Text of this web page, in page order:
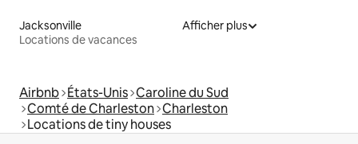
Jacksonville
Locations de vacances
Afficher plus
Airbnb États-Unis Caroline du Sud
Comté de Charleston Charleston
Locations de tiny houses